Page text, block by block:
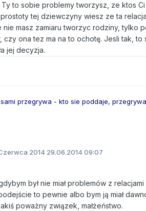
, Ty to sobie problemy tworzysz, ze ktos
tej dziewczyny wiesz ze ta
nie masz zamiaru tworzyc rodziny, tylko
czy ona tez ma na to ochotę. Jesli tak,
jej decyzja.
przegrywa - kto sie poddaje,
2014 29.06.2014 09:07
gdybym był nie miał problemów z
to pewnie albo bym ją miał
poważny związek, małżeństwo.